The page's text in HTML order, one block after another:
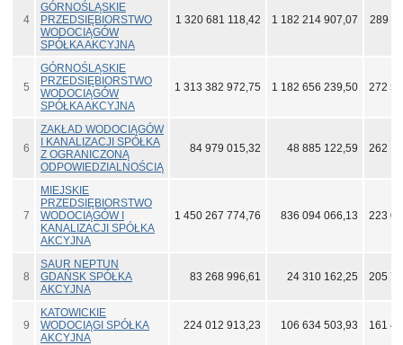
4
GÓRNOŚLĄSKIE
PRZEDSIĘBIORSTWO
WODOCIĄGÓW
SPÓŁKA AKCYJNA
1 320 681 118,42 1 182 214 907,07 289
5
GÓRNOŚLĄSKIE
PRZEDSIĘBIORSTWO
WODOCIĄGÓW
SPÓŁKA AKCYJNA
1 313 382 972,75 1 182 656 239,50 272
6
ZAKŁAD WODOCIĄGÓW
I KANALIZACJI SPÓŁKA
Z OGRANICZONĄ
ODPOWIEDZIALNOŚCIĄ
84 979 015,32 48 885 122,59 262
7
MIEJSKIE
PRZEDSIĘBIORSTWO
WODOCIĄGÓW I
KANALIZACJI SPÓŁKA
AKCYJNA
1 450 267 774,76 836 094 066,13 223
8
SAUR NEPTUN
GDAŃSK SPÓŁKA
AKCYJNA
83 268 996,61 24 310 162,25 205
9
KATOWICKIE
WODOCIĄGI SPÓŁKA
AKCYJNA
224 012 913,23 106 634 503,93 161